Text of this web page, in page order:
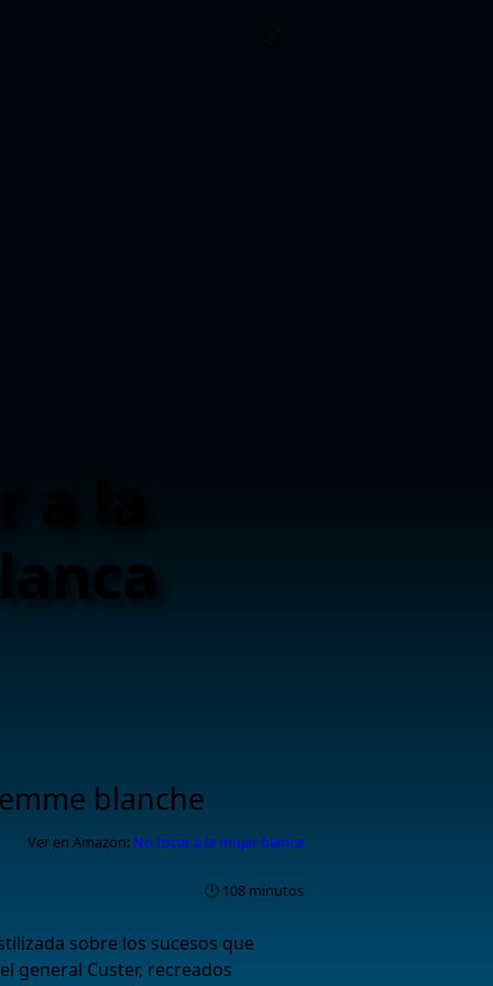
blanche
Ver en Amazon: No tocar a la mujer blanca
🕑 108 minutos
sobre los sucesos que
general Custer, recreados